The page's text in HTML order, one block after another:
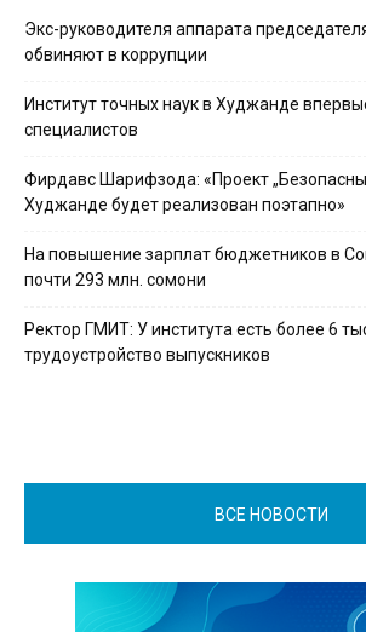
Экс-руководителя аппарата
обвиняют в коррупции
Институт точных наук в Худжанде
специалистов
Фирдавс Шарифзода: «Проект
Худжанде будет реализован поэтапно»
На повышение зарплат бюджетников в
почти 293 млн. сомони
Ректор ГМИТ: У института есть более 6
трудоустройство выпускников
ВСЕ НОВОСТИ